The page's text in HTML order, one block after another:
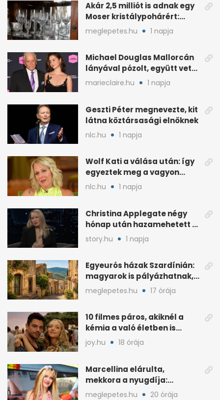
Akár 2,5 milliót is adnak egy
Moser kristálypohárért:
otthon is lapulhat
meglepetes.hu 1 napja
Michael Douglas Mallorcán
lányával pózolt, együtt vette
át az elismerést
marieclaire.hu 1 napja
Geszti Péter megnevezte, kit
látna köztársasági elnöknek
nlc.hu 1 napja
Wolf Kati a válása után: így
egyeztek meg a vagyon
megosztásáról
nlc.hu 1 napja
Christina Applegate négy
hónap után hazamehetett a
kórházból, de hallgatnak az
okokról
story.hu 1 napja
Egyeurós házak Szardínián:
magyarok is pályázhatnak,
de vannak feltételek
meglepetes.hu 17 órája
10 filmes páros, akiknél a
kémia a való életben is
féltékenységet szült
joy.hu 18 órája
Marcellina elárulta,
mekkora a nyugdíja:
„Ötvenezer forint”
meglepetes.hu 20 órája